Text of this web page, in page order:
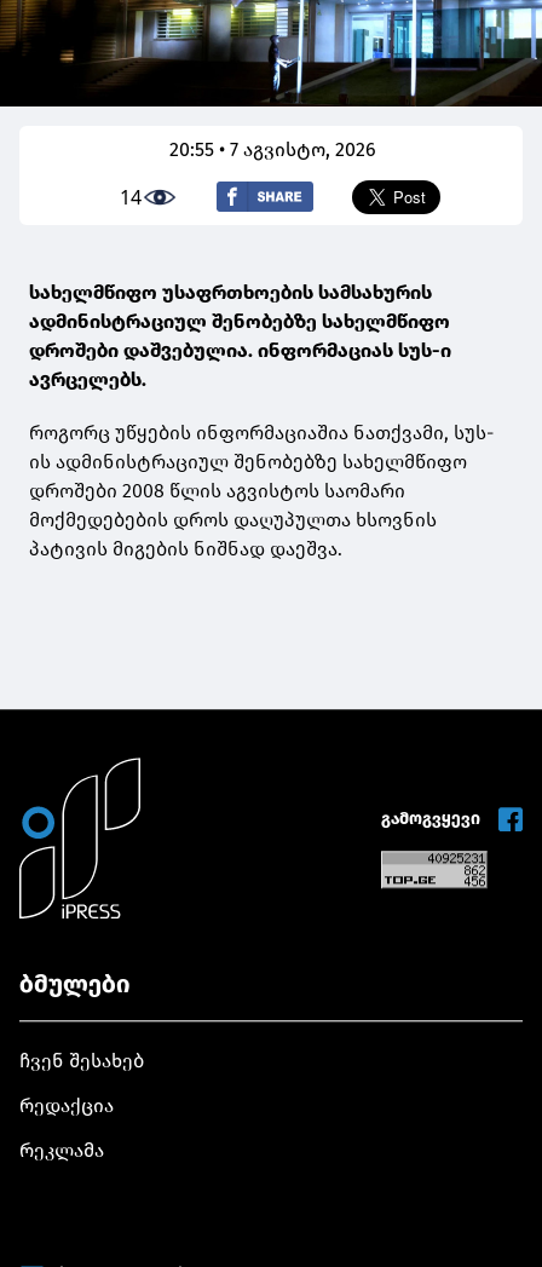
20:55 • 7 აგვისტო, 2026
14
სახელმწიფო უსაფრთხოების სამსახურის
ადმინისტრაციულ შენობებზე სახელმწიფო
დროშები დაშვებულია. ინფორმაციას სუს-ი
ავრცელებს.
როგორც უწყების ინფორმაციაშია ნათქვამი, სუს-
ის ადმინისტრაციულ შენობებზე სახელმწიფო
დროშები 2008 წლის აგვისტოს საომარი
მოქმედებების დროს დაღუპულთა ხსოვნის
პატივის მიგების ნიშნად დაეშვა.
გამოგვყევი
ბმულები
ჩვენ შესახებ
რედაქცია
რეკლამა